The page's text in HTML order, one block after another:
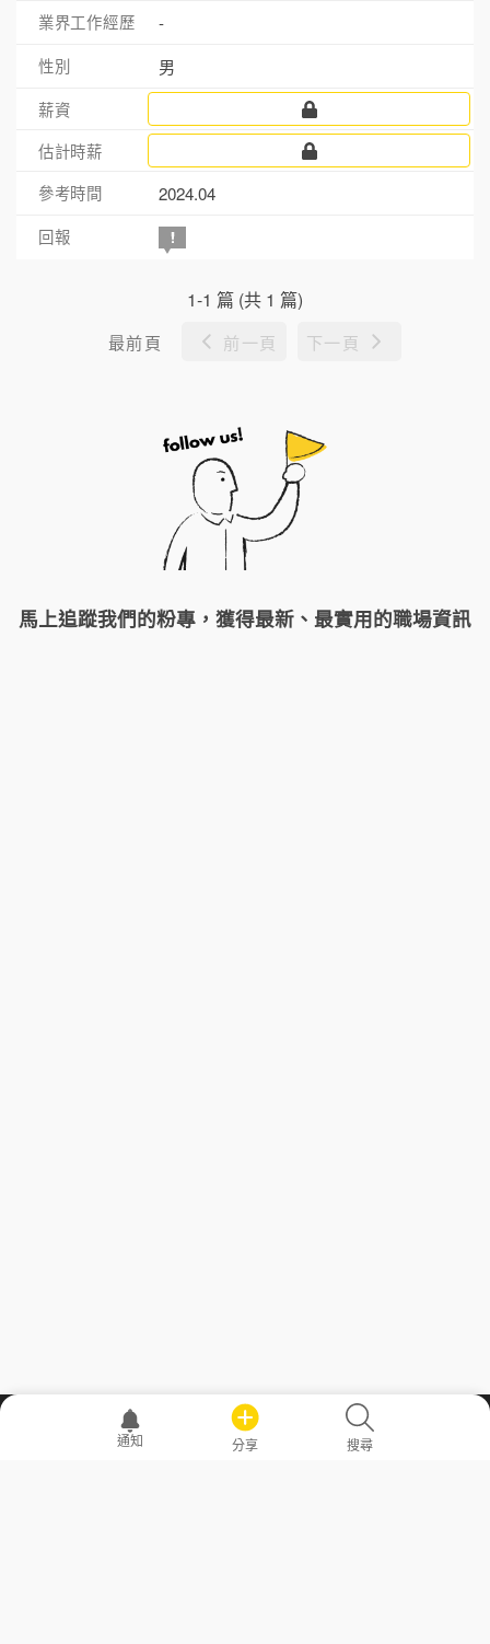
-
男
2024.04
1-1 篇 (共 1 篇)
最前頁 前一頁 下一頁
馬上追蹤我們的粉專，獲得最新、最實用的職場資訊
職場透明化運動
通知 分享 搜尋